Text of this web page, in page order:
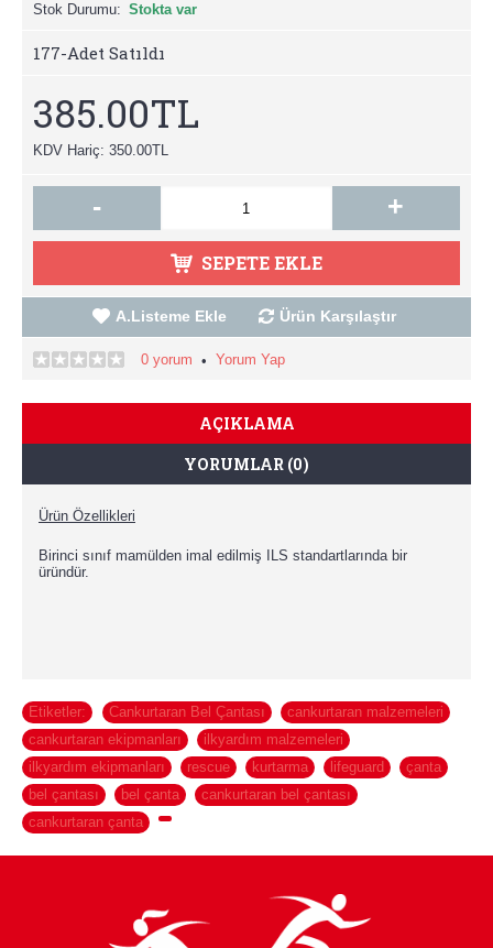
Stok Durumu: Stokta var
177-Adet Satıldı
385.00TL
KDV Hariç: 350.00TL
- +
SEPETE EKLE
A.Listeme Ekle Ürün Karşılaştır
0 yorum • Yorum Yap
AÇIKLAMA
YORUMLAR (0)
Ürün Özellikleri
Birinci sınıf mamülden imal edilmiş ILS standartlarında bir
üründür.
Etiketler: Cankurtaran Bel Çantası cankurtaran malzemeleri
cankurtaran ekipmanları
ilkyardım malzemeleri
ilkyardım ekipmanları
rescue kurtarma lifeguard çanta
bel çantası
bel çanta cankurtaran bel çantası
cankurtaran çanta